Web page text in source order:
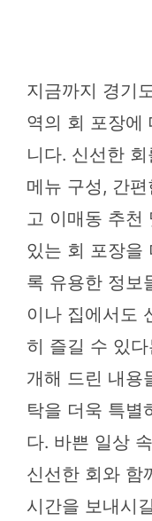
지금까지 경기
역의 회 포장에
니다. 신선한
메뉴 구성, 간
고 이매동 추천
있는 회 포장을
록 유용한 정보
이나 집에서도
히 즐길 수 있
개해 드린 내용
탁을 더욱 특별
다. 바쁜 일상
신선한 회와 함
시간을 보내시